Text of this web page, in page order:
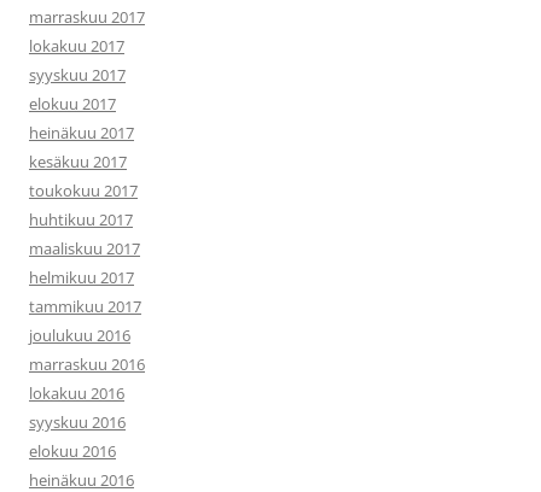
marraskuu 2017
lokakuu 2017
syyskuu 2017
elokuu 2017
heinäkuu 2017
kesäkuu 2017
toukokuu 2017
huhtikuu 2017
maaliskuu 2017
helmikuu 2017
tammikuu 2017
joulukuu 2016
marraskuu 2016
lokakuu 2016
syyskuu 2016
elokuu 2016
heinäkuu 2016